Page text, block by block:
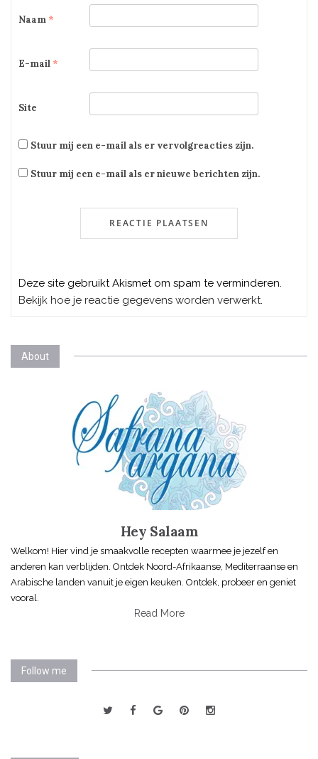
Naam *
E-mail *
Site
Stuur mij een e-mail als er vervolgreacties zijn.
Stuur mij een e-mail als er nieuwe berichten zijn.
Deze site gebruikt Akismet om spam te verminderen.
Bekijk hoe je reactie gegevens worden verwerkt.
About
Hey Salaam
Welkom! Hier vind je smaakvolle recepten waarmee je jezelf en
anderen kan verblijden. Ontdek Noord-Afrikaanse, Mediterraanse en
Arabische landen vanuit je eigen keuken. Ontdek, probeer en geniet
vooral.
Read More
Follow me